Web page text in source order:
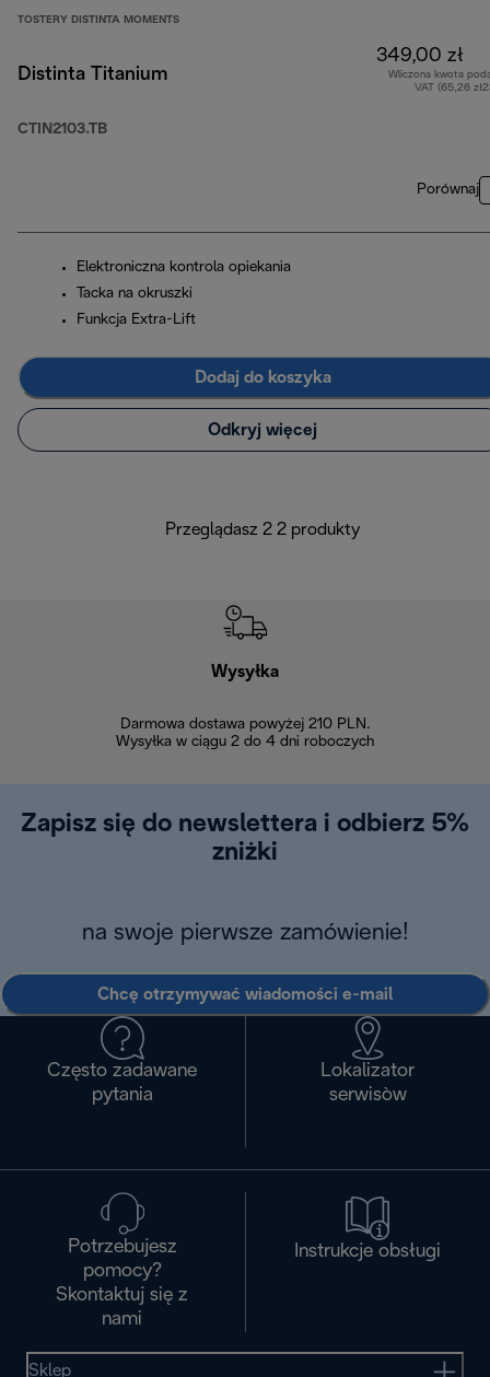
TOSTERY DISTINTA MOMENTS
Distinta Titanium
CTIN2103.TB
349,00 zł
Wliczona kwota
VAT (65,26
Porównaj
Elektroniczna kontrola opiekania
Tacka na okruszki
Funkcja Extra-Lift
Dodaj do koszyka
Odkryj więcej
Przeglądasz 2 2 produkty
Wysyłka
Darmowa dostawa powyżej 210 PLN.
Wysyłka w ciągu 2 do 4 dni roboczych
Zapisz się do newslettera i odbierz 5%
zniżki
na swoje pierwsze zamówienie!
Chcę otrzymywać wiadomości e-mail
Często zadawane
pytania
Lokalizator
serwisòw
Potrzebujesz
pomocy?
Skontaktuj się z
nami
Instrukcje obsługi
Sklep